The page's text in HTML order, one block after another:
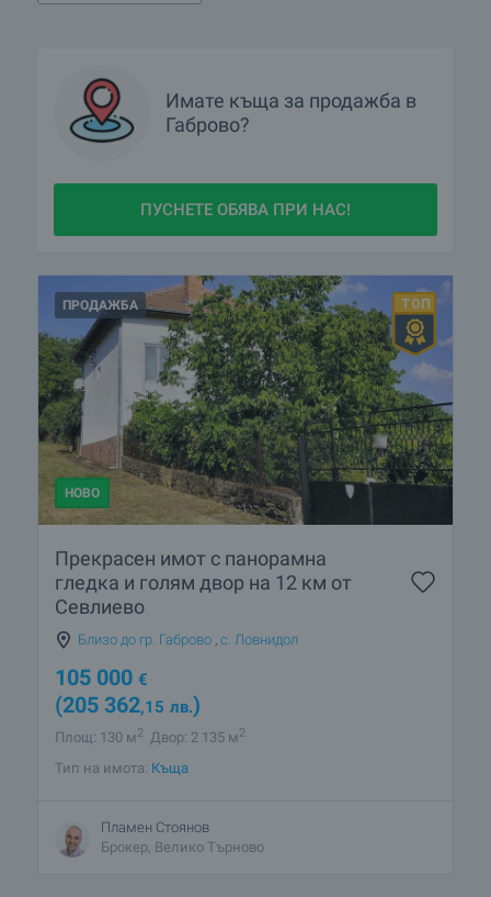
Покажете ми имоти в Габрово с видео оглед
Какви къщи се предлагат в Габрово?
Имате къща за продажба в
Габрово?
ПУСНЕТЕ ОБЯВА ПРИ НАС!
ПРОДАЖБА
НОВО
Прекрасен имот с панорамна
гледка и голям двор на 12 км от
Севлиево
Близо до гр. Габрово с. Ловнидол
105 000 €
(205 362,15 лв.)
Площ: 130 м2 Двор: 2 135 м2
Тип на имота: Къща
Пламен Стоянов
Брокер, Велико Търново